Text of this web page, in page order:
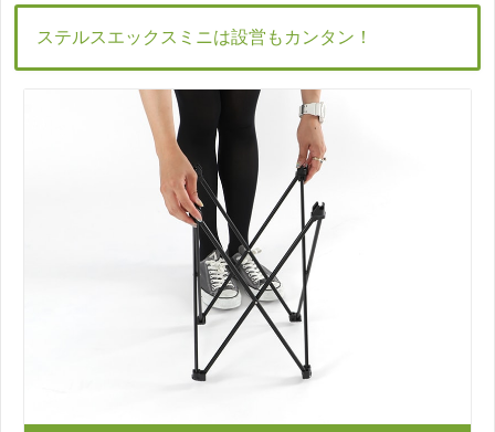
ステルスエックスミニは設営もカンタン！